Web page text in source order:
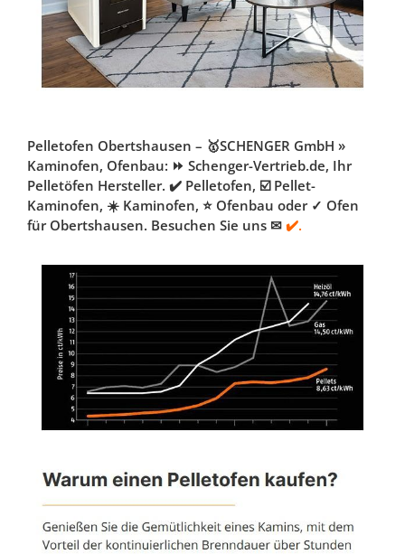
Pelletofen Obertshausen – 🥇SCHENGER GmbH »
Kaminofen, Ofenbau: ⏩ Schenger-Vertrieb.de, Ihr
Pelletöfen Hersteller. ✔️ Pelletofen, ☑️ Pellet-
Kaminofen, ☀️ Kaminofen, ⭐ Ofenbau oder ✓ Ofen
für Obertshausen. Besuchen Sie uns ✉ ✔️.